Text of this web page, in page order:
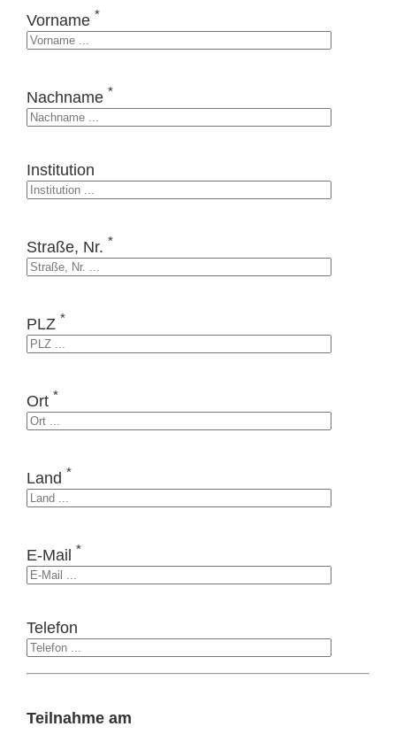
Vorname *
Nachname *
Institution
Straße, Nr. *
PLZ *
Ort *
Land *
E-Mail *
Telefon
Teilnahme am